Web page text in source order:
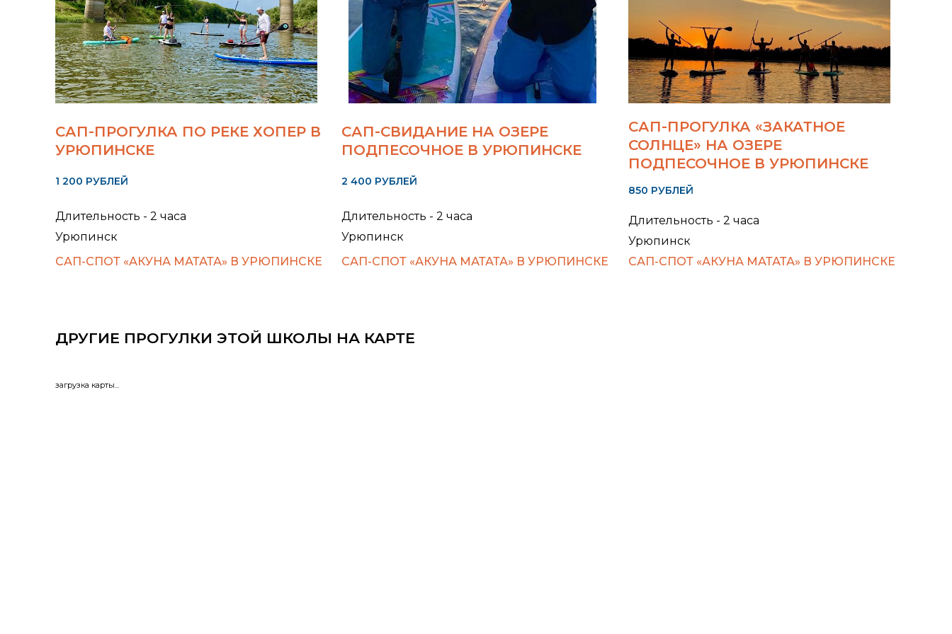
САП-ПРОГУЛКА ПО РЕКЕ ХОПЕР В
УРЮПИНСКЕ
1 200 РУБЛЕЙ
Длительность - 2 часа
Урюпинск
САП-СПОТ «АКУНА МАТАТА» В УРЮПИНСКЕ
САП-СВИДАНИЕ НА ОЗЕРЕ
ПОДПЕСОЧНОЕ В УРЮПИНСКЕ
2 400 РУБЛЕЙ
Длительность - 2 часа
Урюпинск
САП-СПОТ «АКУНА МАТАТА» В УРЮПИНСКЕ
САП-ПРОГУЛКА «ЗАКАТНОЕ
СОЛНЦЕ» НА ОЗЕРЕ
ПОДПЕСОЧНОЕ В УРЮПИНСКЕ
850 РУБЛЕЙ
Длительность - 2 часа
Урюпинск
САП-СПОТ «АКУНА МАТАТА» В УРЮПИНСКЕ
ДРУГИЕ ПРОГУЛКИ ЭТОЙ ШКОЛЫ НА КАРТЕ
загрузка карты...